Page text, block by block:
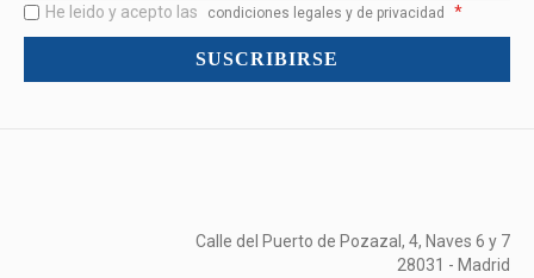
y
mucho
He leido y acepto las condiciones legales y de privacidad *
SUSCRIBIRSE
Calle del Puerto de Pozazal, 4, Naves 6 y 7
28031 - Madrid